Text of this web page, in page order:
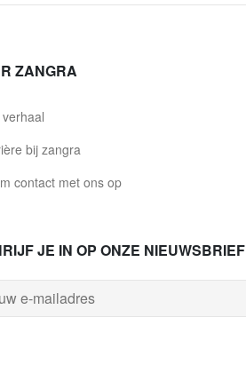
ZANGRA
bij zangra
contact met ons op
JE IN OP ONZE NIEUWSBRIEF